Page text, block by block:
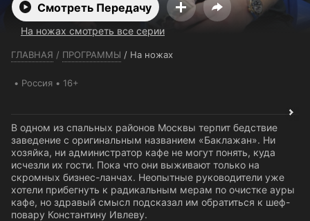
Смотреть Передачу
На ножах смотреть все серии
ГЛАВНАЯ / ПРОГРАММЫ / На ножах
Россия 16+
В одном из спальных районов Москвы терпит бедствие
заведение с оригинальным названием «Баклажан». Ни
хозяйка, ни администратор кафе не могут понять, куда
исчезли их гости. Пока что они выживают только на
скромных бизнес-ланчах. Неопытные руководители уже
хотели прибегнуть к радикальным мерам по очистке ауры
кафе, но здравый смысл подсказал им обратиться к шеф-
повару Константину Ивлеву.